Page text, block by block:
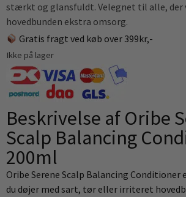
stærkt og glansfuldt. Velegnet til alle, der
hovedbunden ekstra omsorg.
Gratis fragt ved køb over 399kr,-
Ikke på lager
Beskrivelse af Oribe
Scalp Balancing
200ml
Oribe Serene Scalp Balancing Conditioner
du døjer med sart, tør eller irriteret